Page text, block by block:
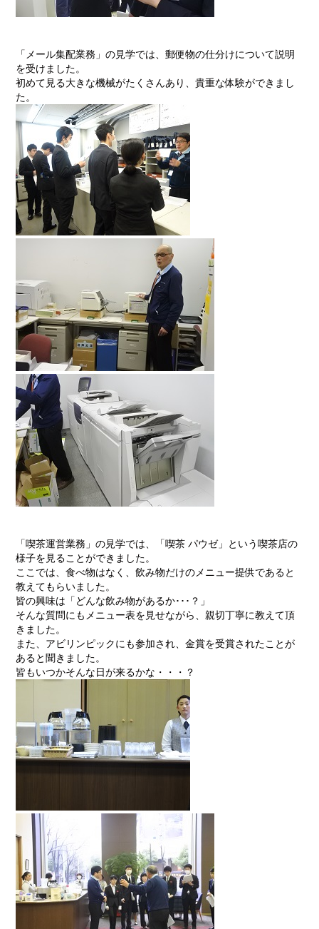
「メール集配業務」の見学では、郵便物の仕分けについて説明
を受けました。
初めて見る大きな機械がたくさんあり、貴重な体験ができまし
た。
「喫茶運営業務」の見学では、「喫茶 パウゼ」という喫茶店の
様子を見ることができました。
ここでは、食べ物はなく、飲み物だけのメニュー提供であると
教えてもらいました。
皆の興味は「どんな飲み物があるか･･･？」
そんな質問にもメニュー表を見せながら、親切丁寧に教えて頂
きました。
また、アビリンピックにも参加され、金賞を受賞されたことが
あると聞きました。
皆もいつかそんな日が来るかな・・・？